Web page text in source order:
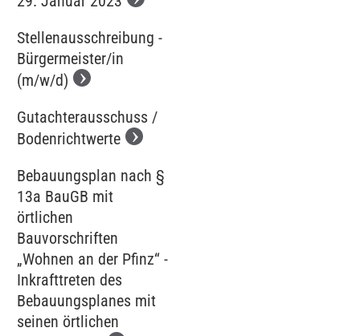
Stellenausschreibung -
Bürgermeister/in
(m/w/d)
Gutachterausschuss /
Bodenrichtwerte
Bebauungsplan nach §
13a BauGB mit
örtlichen
Bauvorschriften
„Wohnen an der Pfinz“ -
Inkrafttreten des
Bebauungsplanes mit
seinen örtlichen